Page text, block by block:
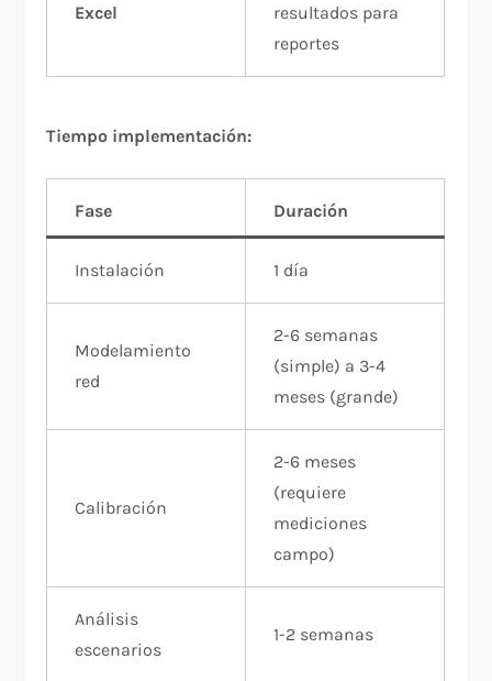
Excel
resultados para
reportes
Tiempo implementación:
Fase Duración
Instalación 1 día
Modelamiento
red
2-6 semanas
(simple) a 3-4
meses (grande)
Calibración
2-6 meses
(requiere
mediciones
campo)
Análisis
escenarios
1-2 semanas